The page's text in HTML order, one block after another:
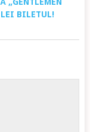
LEI BILETUL!